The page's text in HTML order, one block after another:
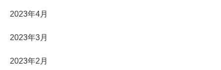
2023年4月
2023年3月
2023年2月